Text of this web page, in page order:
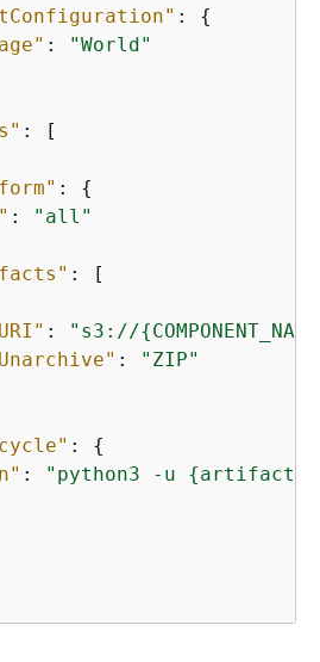
: {
:
"World"
: [
: {
:
"all"
: [
: "s3://{
:
"ZIP"
: {
: "python3 -u {